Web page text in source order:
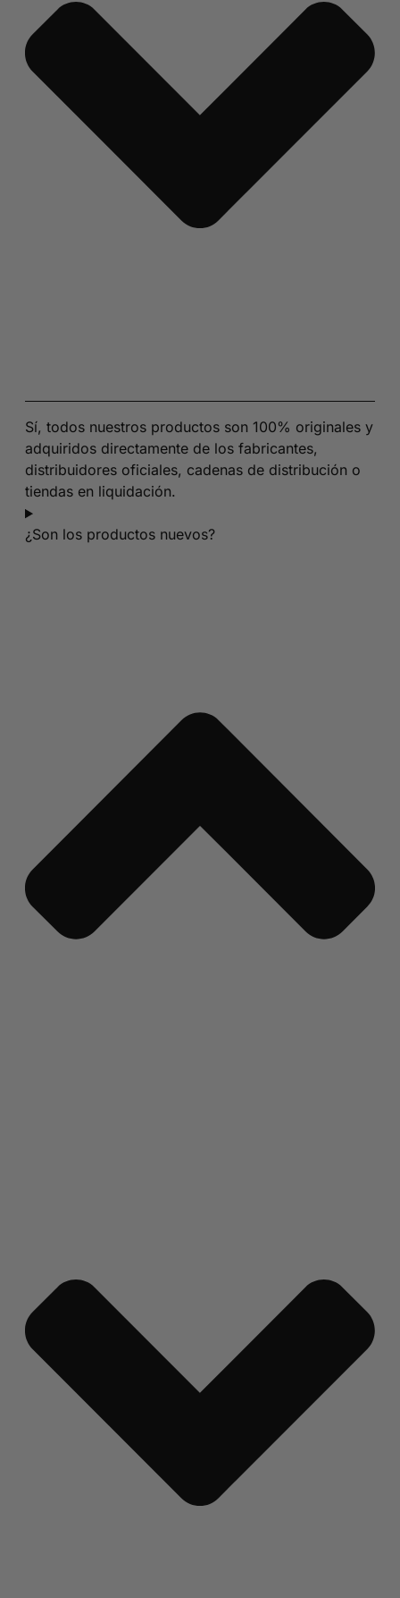
Sí, todos nuestros productos son 100% originales y
adquiridos directamente de los fabricantes,
distribuidores oficiales, cadenas de distribución o
tiendas en liquidación.
¿Son los productos nuevos?